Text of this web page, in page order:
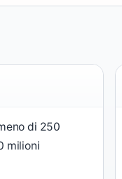
di 250
milioni